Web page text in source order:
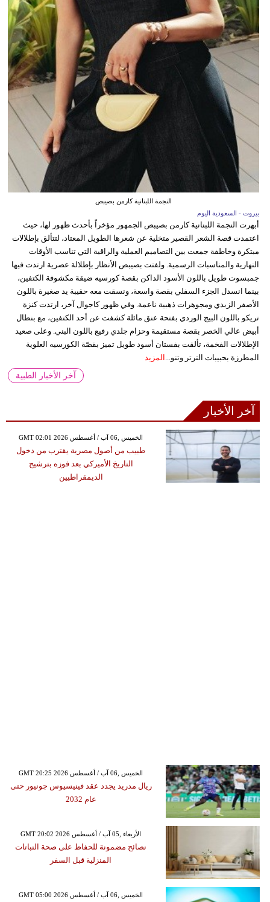
النجمة اللبنانية كارمن بصيبص
بيروت - السعودية اليوم
أبهرت النجمة اللبنانية كارمن بصيبص الجمهور مؤخراً بأحدث ظهور لها، حيث
اعتمدت قصة الشعر القصير متخلية عن شعرها الطويل المعتاد، لتتألق بإطلالات
مبتكرة وخاطفة جمعت بين التصاميم العملية والراقية التي تناسب الأوقات
النهارية والمناسبات الرسمية. ولفتت بصيبص الأنظار بإطلالة عصرية ارتدت فيها
جمبسوت طويل باللون الأسود الداكن بقصة كورسيه ضيقة مكشوفة الكتفين،
بينما انسدل الجزء السفلي بقصة واسعة، ونسقت معه حقيبة يد صغيرة باللون
الأصفر الزبدي ومجوهرات ذهبية ناعمة. وفي ظهور كاجوال آخر، ارتدت كنزة
تريكو باللون البيج الوردي بفتحة عنق مائلة كشفت عن أحد الكتفين، مع بنطال
أبيض عالي الخصر بقصة مستقيمة وحزام جلدي رفيع باللون البني. وعلى صعيد
الإطلالات الفخمة، تألقت بفستان أسود طويل تميز بقصّة الكورسيه العلوية
المطرزة بحبيبات الترتر وتنو...
المزيد
آخر الأخبار الطبية
آخر الأخبار
GMT 02:01 2026 الخميس ,06 آب / أغسطس
طبيب من أصول مصرية يقترب من دخول
التاريخ الأميركي بعد فوزه بترشيح
الديمقراطيين
GMT 20:25 2026 الخميس ,06 آب / أغسطس
ريال مدريد يجدد عقد فينيسيوس جونيور حتى
عام 2032
GMT 20:02 2026 الأربعاء ,05 آب / أغسطس
نصائح مضمونة للحفاظ على صحة النباتات
المنزلية قبل السفر
GMT 05:00 2026 الخميس ,06 آب / أغسطس